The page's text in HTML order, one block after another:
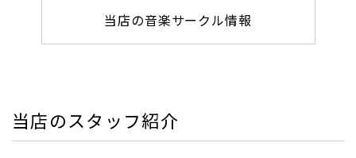
当店の音楽サークル情報
当店のスタッフ紹介